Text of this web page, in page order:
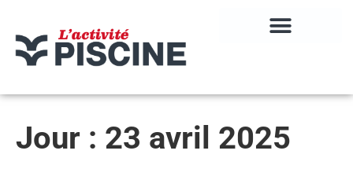
Jour : 23 avril 2025